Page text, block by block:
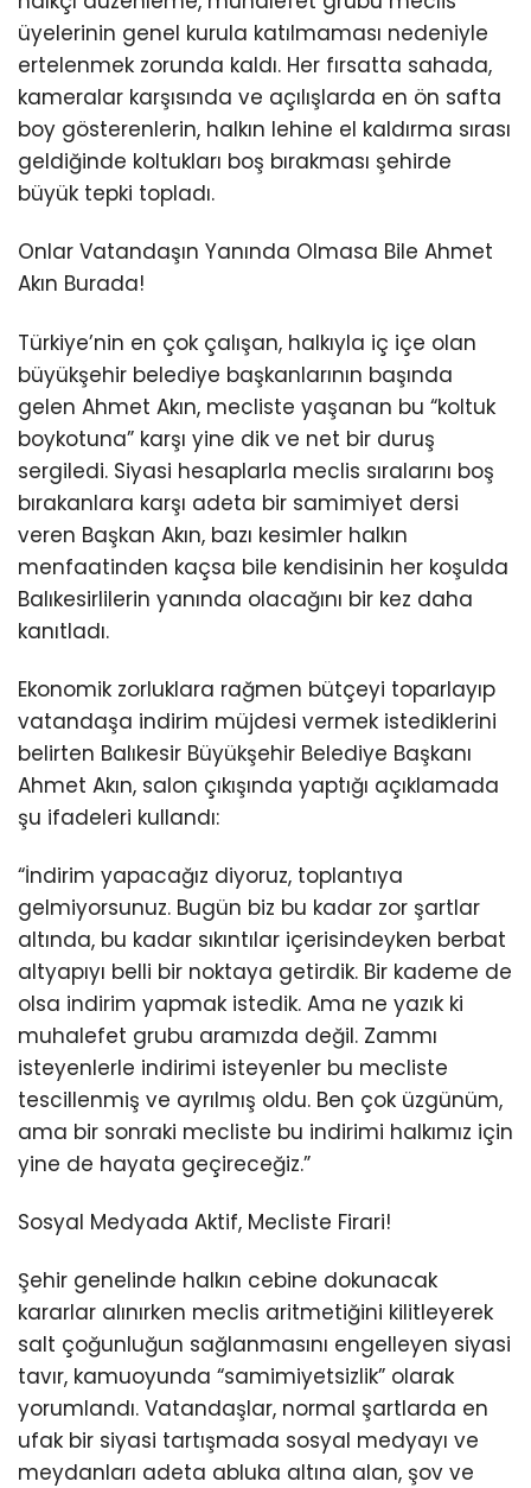
üyelerinin genel kurula katılmaması nedeniyle
ertelenmek zorunda kaldı. Her fırsatta sahada,
kameralar karşısında ve açılışlarda en ön safta
boy gösterenlerin, halkın lehine el kaldırma sırası
geldiğinde koltukları boş bırakması şehirde
büyük tepki topladı.
Onlar Vatandaşın Yanında Olmasa Bile Ahmet
Akın Burada!
Türkiye’nin en çok çalışan, halkıyla iç içe olan
büyükşehir belediye başkanlarının başında
gelen Ahmet Akın, mecliste yaşanan bu “koltuk
boykotuna” karşı yine dik ve net bir duruş
sergiledi. Siyasi hesaplarla meclis sıralarını boş
bırakanlara karşı adeta bir samimiyet dersi
veren Başkan Akın, bazı kesimler halkın
menfaatinden kaçsa bile kendisinin her koşulda
Balıkesirlilerin yanında olacağını bir kez daha
kanıtladı.
Ekonomik zorluklara rağmen bütçeyi toparlayıp
vatandaşa indirim müjdesi vermek istediklerini
belirten Balıkesir Büyükşehir Belediye Başkanı
Ahmet Akın, salon çıkışında yaptığı açıklamada
şu ifadeleri kullandı:
“İndirim yapacağız diyoruz, toplantıya
gelmiyorsunuz. Bugün biz bu kadar zor şartlar
altında, bu kadar sıkıntılar içerisindeyken berbat
altyapıyı belli bir noktaya getirdik. Bir kademe de
olsa indirim yapmak istedik. Ama ne yazık ki
muhalefet grubu aramızda değil. Zammı
isteyenlerle indirimi isteyenler bu mecliste
tescillenmiş ve ayrılmış oldu. Ben çok üzgünüm,
ama bir sonraki mecliste bu indirimi halkımız için
yine de hayata geçireceğiz.”
Sosyal Medyada Aktif, Mecliste Firari!
Şehir genelinde halkın cebine dokunacak
kararlar alınırken meclis aritmetiğini kilitleyerek
salt çoğunluğun sağlanmasını engelleyen siyasi
tavır, kamuoyunda “samimiyetsizlik” olarak
yorumlandı. Vatandaşlar, normal şartlarda en
ufak bir siyasi tartışmada sosyal medyayı ve
meydanları adeta abluka altına alan, şov ve